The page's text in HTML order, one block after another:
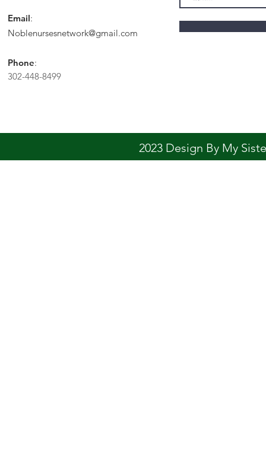
Email:
Noblenursesnetwork@gmail.com
Phone:
302-448-8499
2023 Design By My